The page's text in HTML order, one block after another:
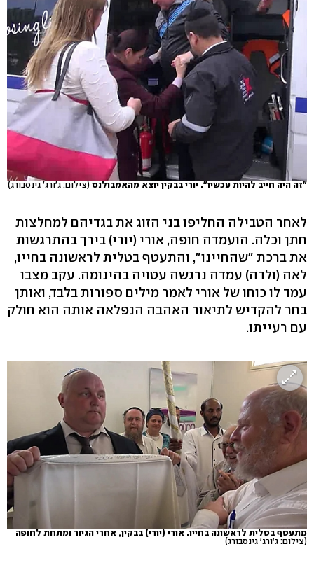
"זה היה חייב להיות עכשיו". יורי בבקין יוצא מהאמבולנס (צילום: ג'ורג' גינסבורג)
לאחר הטבילה החליפו בני הזוג את בגדיהם למחלצות
חתן וכלה. הועמדה חופה, אורי (יורי) בירך בהתרגשות
את ברכת "שהחיינו", והתעטף בטלית לראשונה בחייו,
לאה (ולדה) עמדה נרגשה עטויה בהינומה. עקב מצבו
עמד לו כוחו של אורי לאמר מילים ספורות בלבד, ואותן
בחר להקדיש לתיאור האהבה הנפלאה אותה הוא חולק
עם רעייתו.
מתעטף בטלית לראשונה בחייו. אורי (יורי) בבקין, אחרי הגיור ומתחת לחופה
(צילום: ג'ורג' גינסבורג)